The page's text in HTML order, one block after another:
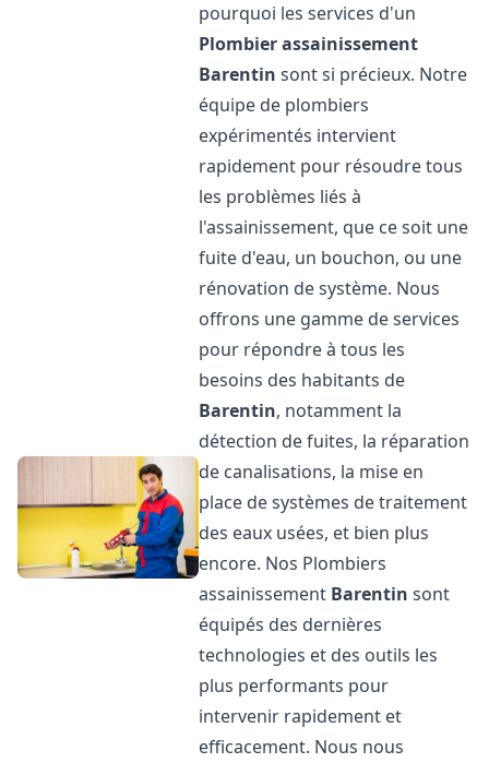
pourquoi les services d'un
Plombier assainissement
Barentin sont si précieux. Notre
équipe de plombiers
expérimentés intervient
rapidement pour résoudre tous
les problèmes liés à
l'assainissement, que ce soit une
fuite d'eau, un bouchon, ou une
rénovation de système. Nous
offrons une gamme de services
pour répondre à tous les
besoins des habitants de
Barentin, notamment la
détection de fuites, la réparation
de canalisations, la mise en
place de systèmes de traitement
des eaux usées, et bien plus
encore. Nos Plombiers
assainissement Barentin sont
équipés des dernières
technologies et des outils les
plus performants pour
intervenir rapidement et
efficacement. Nous nous